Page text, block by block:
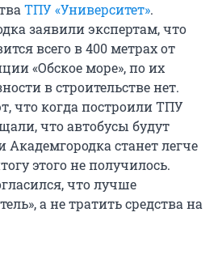
ТПУ «Университет».
заявили экспертам, что
всего в 400 метрах от
«Обское море», по их
в строительстве нет.
что когда построили ТПУ
что автобусы будут
Академгородка станет легче
этого не получилось.
что лучше
а не тратить средства на